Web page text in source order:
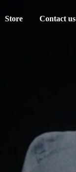
Store Contact us